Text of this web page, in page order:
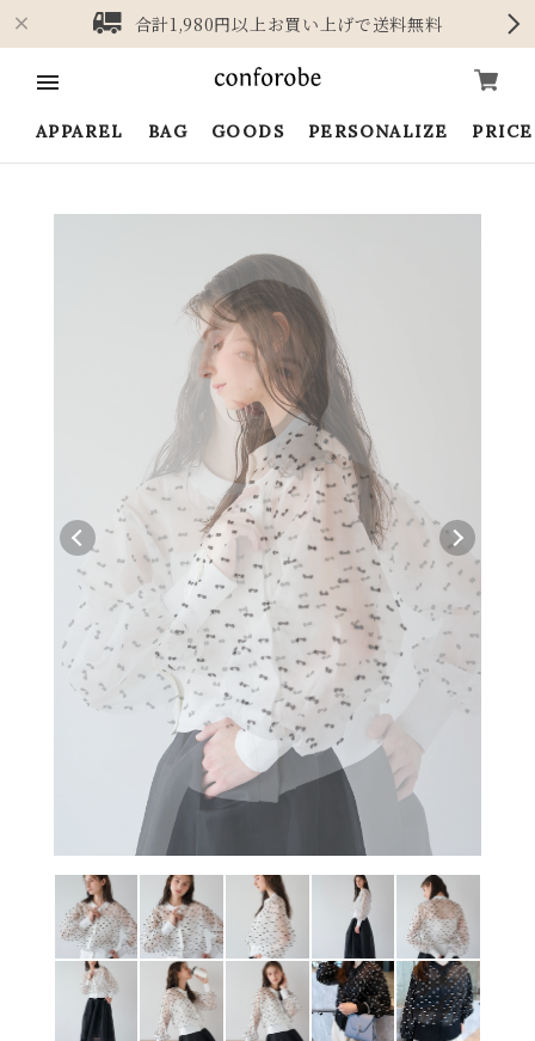
合計1,980円以上お買い上げで送料無料
APPAREL BAG GOODS PERSONALIZE